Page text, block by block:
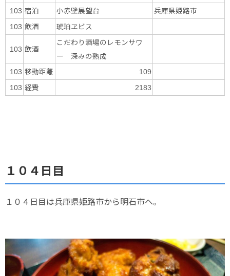
103 宿泊 小赤壁展望台 兵庫県姫路市
103 飲酒 琥珀ヱビス
103 飲酒
こだわり酒場のレモンサワ
ー 深みの熟成
103 移動距離 109
103 経費 2183
１０４日目
１０４日目は兵庫県姫路市から明石市へ。